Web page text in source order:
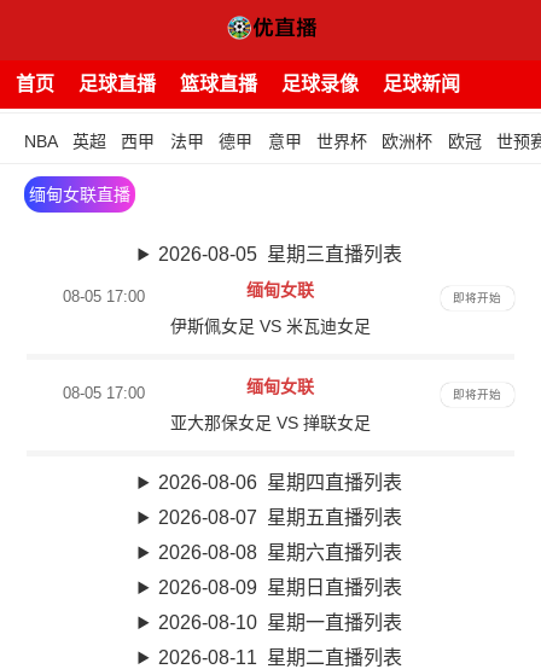
首页 足球直播 篮球直播 足球录像 足球新闻
NBA 英超 西甲 法甲 德甲 意甲 世界杯 欧洲杯 欧冠 世预
缅甸女联直播
2026-08-05 星期三直播列表
08-05 17:00
缅甸女联
伊斯佩女足 VS 米瓦迪女足
即将开始
08-05 17:00
缅甸女联
亚大那保女足 VS 掸联女足
即将开始
2026-08-06 星期四直播列表
2026-08-07 星期五直播列表
2026-08-08 星期六直播列表
2026-08-09 星期日直播列表
2026-08-10 星期一直播列表
2026-08-11 星期二直播列表